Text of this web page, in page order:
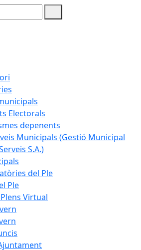
Electorals
depenents
Municipals (Gestió Municipal
S.A.)
del Ple
Ple
Virtual